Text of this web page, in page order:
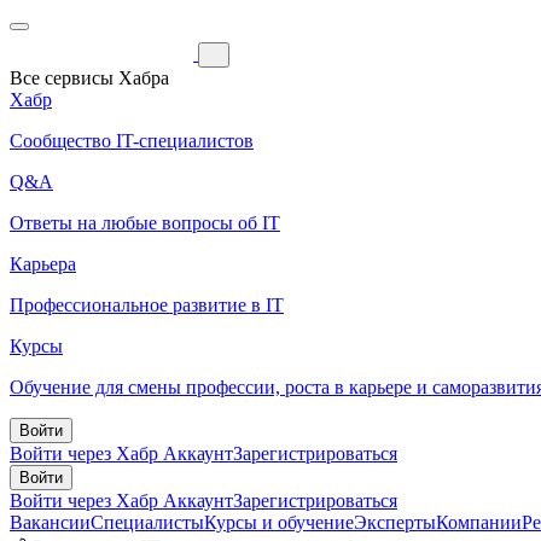
Все сервисы Хабра
Хабр
Сообщество IT-специалистов
Q&A
Ответы на любые вопросы об IT
Карьера
Профессиональное развитие в IT
Курсы
Обучение для смены профессии, роста в карьере и
Войти
Войти через Хабр АккаунтЗарегистрироваться
Войти
Войти через Хабр АккаунтЗарегистрироваться
ВакансииСпециалистыКурсы и обучениеЭкспертыКомпании